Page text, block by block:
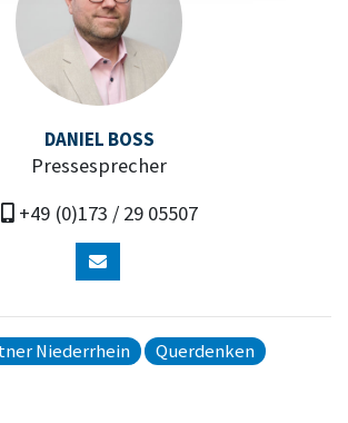
DANIEL BOSS
Pressesprecher
+49 (0)173 / 29 05507
Niederrhein Querdenken